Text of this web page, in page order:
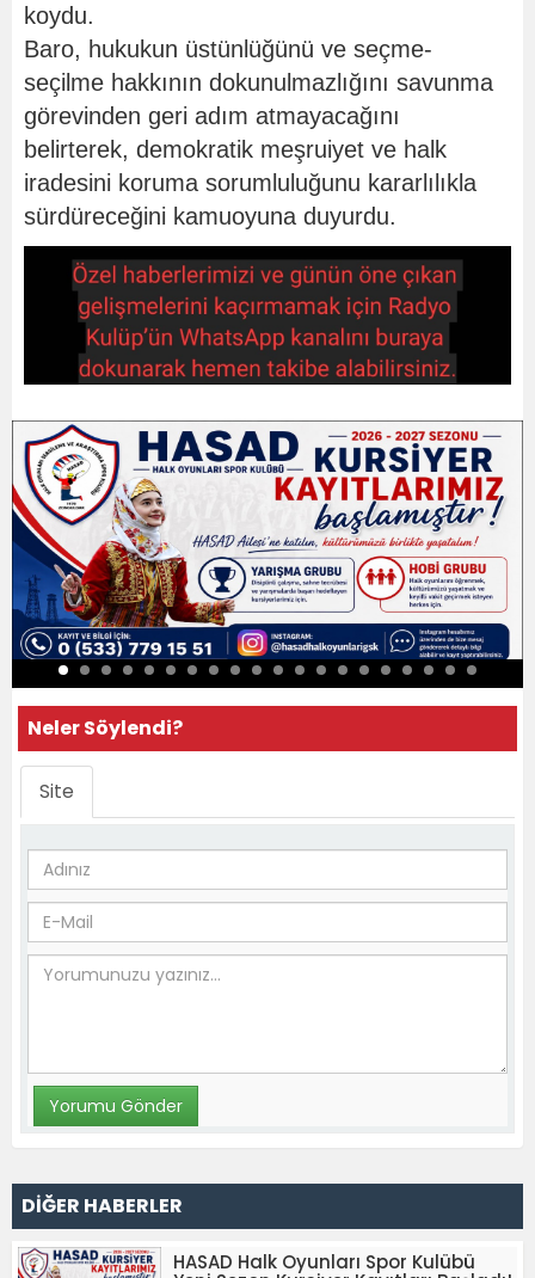
koydu.
Baro, hukukun üstünlüğünü ve seçme-
seçilme hakkının dokunulmazlığını savunma
görevinden geri adım atmayacağını
belirterek, demokratik meşruiyet ve halk
iradesini koruma sorumluluğunu kararlılıkla
sürdüreceğini kamuoyuna duyurdu.
Neler Söylendi?
Site
DİĞER HABERLER
HASAD Halk Oyunları Spor Kulübü